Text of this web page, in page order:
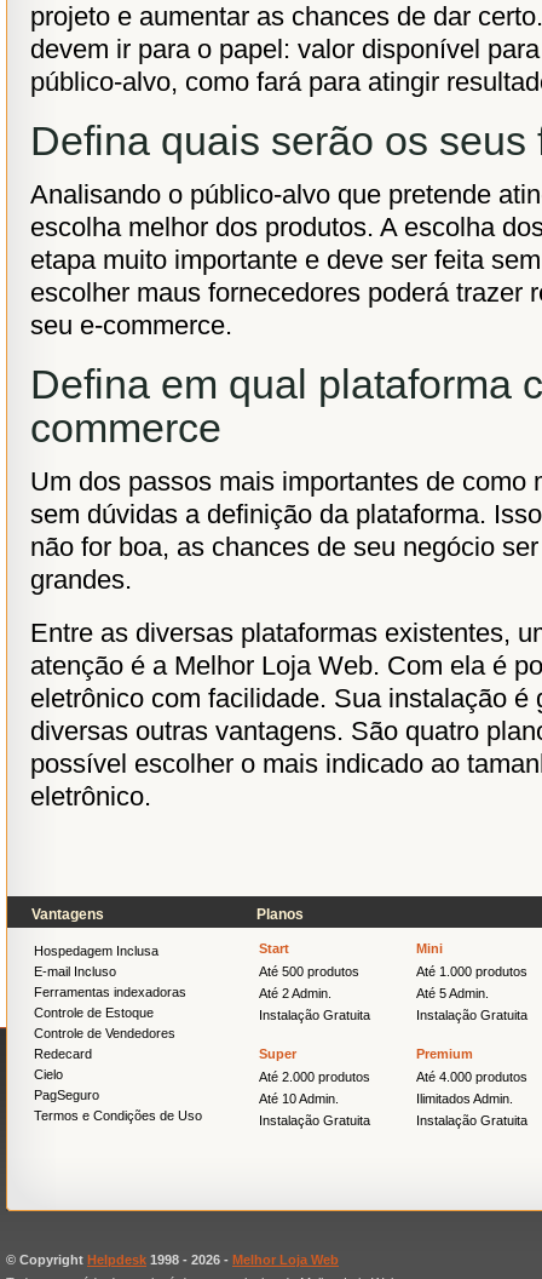
projeto e aumentar as chances de dar
devem ir para o papel: valor disponível
público-alvo, como fará para atingir
Defina quais serão os seus
Analisando o público-alvo que pretende
escolha melhor dos produtos. A escolha
etapa muito importante e deve ser feita
escolher maus fornecedores poderá trazer
seu e-commerce.
Defina em qual plataforma
commerce
Um dos passos mais importantes de como
sem dúvidas a definição da plataforma.
não for boa, as chances de seu negócio
grandes.
Entre as diversas plataformas existentes,
atenção é a Melhor Loja Web. Com ela é
eletrônico com facilidade. Sua instalação é
diversas outras vantagens. São quatro
possível escolher o mais indicado ao
eletrônico.
Vantagens
Hospedagem Inclusa
E-mail Incluso
Ferramentas indexadoras
Controle de Estoque
Controle de Vendedores
Redecard
Cielo
PagSeguro
Termos e Condições de Uso
Planos
Start
Até 500 produtos
Até 2 Admin.
Instalação Gratuita
Mini
Até 1.000 produtos
Até 5 Admin.
Instalação Gratuita
Super
Até 2.000 produtos
Até 10 Admin.
Instalação Gratuita
Premium
Até 4.000 produtos
Ilimitados Admin.
Instalação Gratuita
© Copyright Helpdesk 1998 - 2026 - Melhor Loja Web